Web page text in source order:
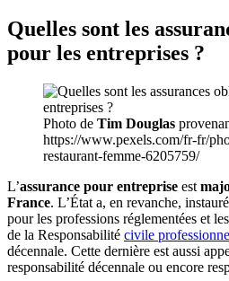
Quelles sont les
pour les entreprises ?
Photo de Tim Douglas
https://www.pexels.com/fr-fr/
restaurant-femme-6205759/
L’assurance pour entreprise est
France. L’État a, en revanche,
pour les professions réglementées et
de la Responsabilité civile
décennale. Cette dernière est aussi
responsabilité décennale ou encore